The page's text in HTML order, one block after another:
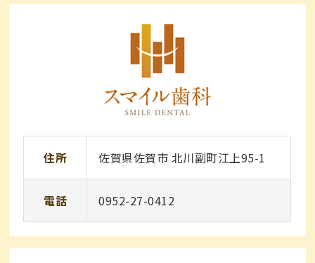
住所 佐賀県佐賀市 北川副町江上95-1
電話 0952-27-0412